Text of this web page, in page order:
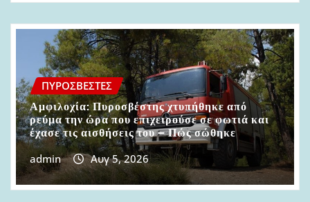
ΠΥΡΟΣΒΈΣΤΕΣ
Αμφιλοχία: Πυροσβέστης χτυπήθηκε από
ρεύμα την ώρα που επιχειρούσε σε φωτιά και
έχασε τις αισθήσεις του – Πώς σώθηκε
admin Αυγ 5, 2026